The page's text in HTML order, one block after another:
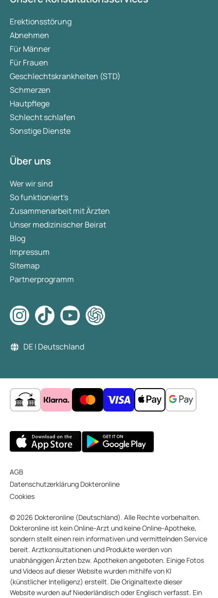
Erektionsstörung
Abnehmen
Für Männer
Für Frauen
Geschlechtskrankheiten (STD)
Schmerzen
Hautpflege
Schlecht schlafen
Sonstige Dienste
Über uns
Wer wir sind
So funktioniert's
Zusammenarbeit mit Ärzten
Unser medizinischer Beirat
Blog
Impressum
Sitemap
Partnerprogramm
DE | Deutschland
AGB
Datenschutzerklärung Dokteronline
Cookies
© 2026 Dokteronline (Deutschland). Alle Rechte vorbehalten.
Dokteronline ist kein Online-Arzt und keine Online-Apotheke,
sondern stellt einen rein informativen und vermittelnden Service
bereit. Arztkonsultationen und Produkte werden von
unabhängigen Ärzten bzw. Apotheken angeboten. Einige Fotos
und Videos auf dieser Website wurden mithilfe von KI
(künstlicher Intelligenz) erstellt. Die Originaltexte dieser
Website wurden auf Niederländisch oder Englisch verfasst. Ein